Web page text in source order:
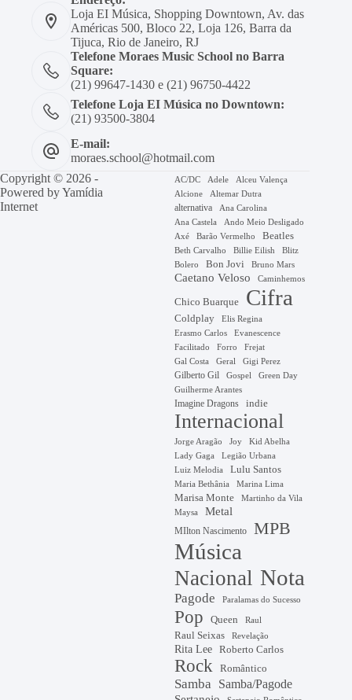
Loja EI Música, Shopping Downtown, Av. das
Américas 500, Bloco 22, Loja 126, Barra da
Tijuca, Rio de Janeiro, RJ
Telefone Moraes Music School no Barra
Square:
(21) 99647-1430 e (21) 96750-4422
Telefone Loja EI Música no Downtown:
(21) 93500-3804
E-mail:
moraes.school@hotmail.com
Copyright © 2026 -
Powered byYamídia
Internet
AC/DC Adele
Alceu Valença
Alcione
Altemar Dutra
alternativa
Ana Carolina
Ana Castela
Ando Meio Desligado
Axé Barão Vermelho Beatles
Beth Carvalho Billie Eilish
Blitz
Bolero
Bon Jovi Bruno Mars
Caetano Veloso Caminhemos
Chico Buarque Cifra
Coldplay
Elis Regina
Erasmo Carlos
Evanescence
Facilitado
Forro Frejat
Gal Costa Geral Gigi Perez
Gilberto Gil Gospel Green Day
Guilherme Arantes
Imagine Dragons indie
Internacional
Jorge Aragão Joy Kid Abelha
Lady Gaga
Legião Urbana
Luiz Melodia
Lulu Santos
Maria Bethânia Marina Lima
Marisa Monte
Martinho da Vila
Maysa
Metal
MIlton Nascimento MPB
Música
Nacional Nota
Pagode Paralamas do Sucesso
Pop Queen Raul
Raul Seixas Revelação
Rita Lee Roberto Carlos
Rock Romântico
Samba
Samba/Pagode